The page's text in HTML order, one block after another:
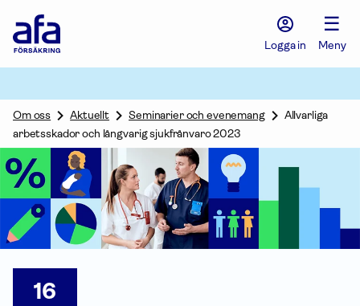
Försäkring
Logga in
☰
Meny
Om oss Aktuellt Seminarier och evenemang
Allvarliga
arbetsskador och långvarig sjukfrånvaro 2023
16